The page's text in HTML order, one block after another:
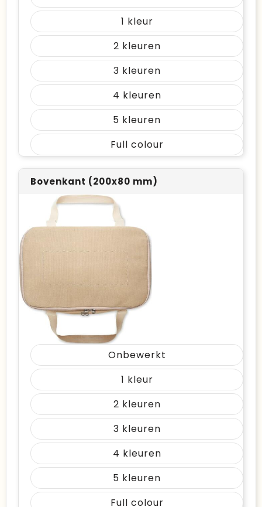
1
2
3
4
5
Full colour
Bovenkant (200x80 mm)
Onbewerkt
1
2
3
4
5
Full colour